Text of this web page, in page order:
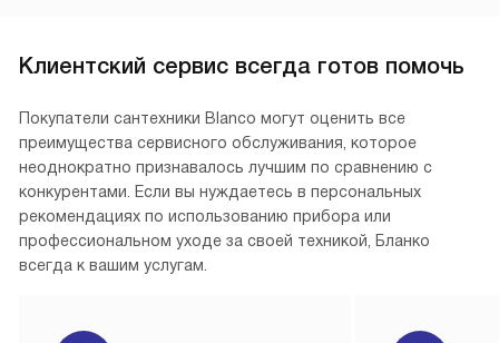
Клиентский сервис всегда готов помочь
Покупатели сантехники Blanco могут оценить все
преимущества сервисного обслуживания, которое
неоднократно признавалось лучшим по сравнению с
конкурентами. Если вы нуждаетесь в персональных
рекомендациях по использованию прибора или
профессиональном уходе за своей техникой, Бланко
всегда к вашим услугам.